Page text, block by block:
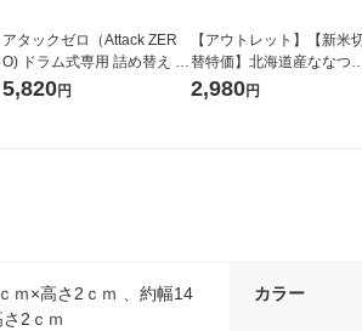
アタックゼロ（Attack ZER
O) ドラム式専用 詰め替え メ
ガジャンボ 2300g 1セット
（2個入) 洗濯洗剤 花王
5,820円
【アウトレット】【新米
替特価】北海道産ななつぼ
し 無洗米 5kg 1袋 令和7年
米 木徳神糧 オリジナル
2,980円
ｍ×高さ2ｃｍ 、約幅14
2ｃｍ
カラー